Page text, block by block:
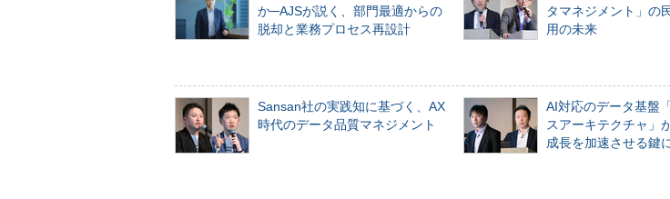
か─AJSが説く、部門最適からの
脱却と業務プロセス再設計
タマネジメント」の
用の未来
Sansan社の実践知に基づく、AX
時代のデータ品質マネジメント
AI対応のデータ基盤
スアーキテクチャ」
成長を加速させる鍵